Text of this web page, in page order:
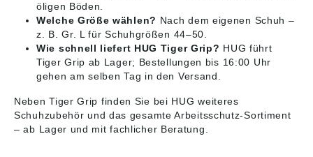
öligen Böden.
Welche Größe wählen? Nach dem eigenen Schuh –
z. B. Gr. L für Schuhgrößen 44–50.
Wie schnell liefert HUG Tiger Grip? HUG führt
Tiger Grip ab Lager; Bestellungen bis 16:00 Uhr
gehen am selben Tag in den Versand.
Neben Tiger Grip finden Sie bei HUG weiteres
Schuhzubehör und das gesamteArbeitsschutz-Sortiment
– ab Lager und mit fachlicher Beratung.